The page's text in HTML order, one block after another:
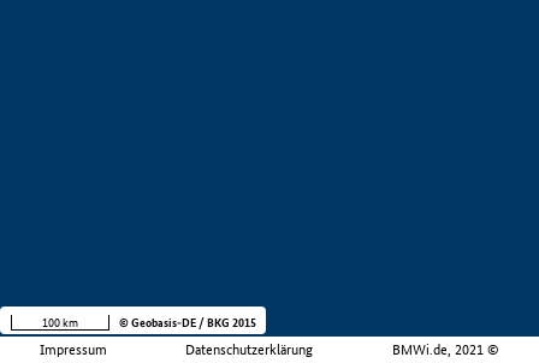
Impressum Datenschutzerklärung BMWi.de, 2021 ©
100 km © Geobasis-DE / BKG 2015